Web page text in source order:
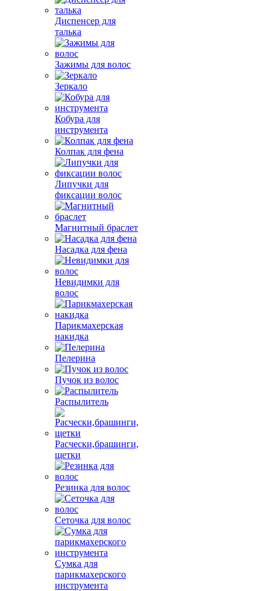
Диспенсер для
талька
Зажимы для волос
Зеркало
Кобура для
инструмента
Колпак для фена
Липучки для
фиксации волос
Магнитный браслет
Насадка для фена
Невидимки для
волос
Парикмахерская
накидка
Пелерина
Пучок из волос
Распылитель
Расчески,брашинги,
щетки
Резинка для волос
Сеточка для волос
Сумка для
парикмахерского
инструмента